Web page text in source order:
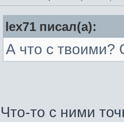
lex71 писал(а):
А что с твоими?
Что-то с ними